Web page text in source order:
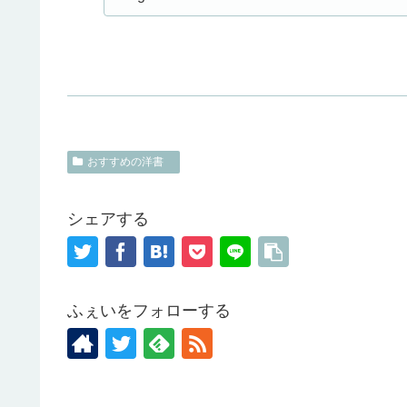
おすすめの洋書
シェアする
ふぇいをフォローする